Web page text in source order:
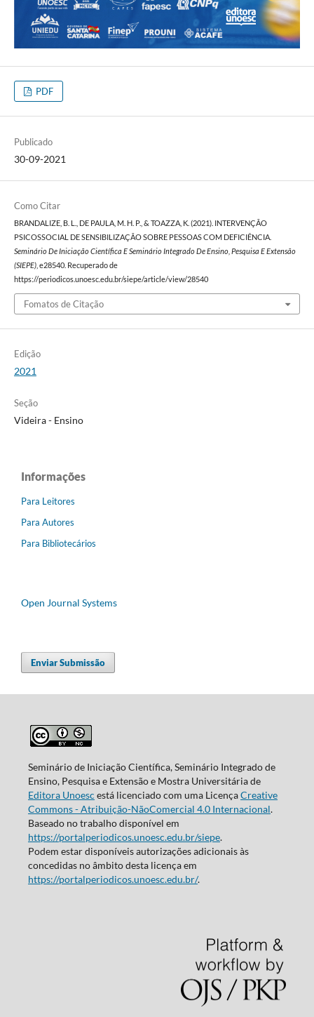
PDF
Publicado
30-09-2021
Como Citar
BRANDALIZE, B. L., DE PAULA, M. H. P., & TOAZZA, K. (2021). INTERVENÇÃO
PSICOSSOCIAL DE SENSIBILIZAÇÃO SOBRE PESSOAS COM DEFICIÊNCIA.
Seminário De Iniciação Científica E Seminário Integrado De Ensino, Pesquisa E Extensão
(SIEPE), e28540. Recuperado de
https://periodicos.unoesc.edu.br/siepe/article/view/28540
Fomatos de Citação
Edição
2021
Seção
Videira - Ensino
Informações
Para Leitores
Para Autores
Para Bibliotecários
Open Journal Systems
Enviar Submissão
Seminário de Iniciação Científica, Seminário Integrado de
Ensino, Pesquisa e Extensão e Mostra Universitária de
Editora Unoesc está licenciado com uma LicençaCreative
Commons - Atribuição-NãoComercial 4.0 Internacional.
Baseado no trabalho disponível em
https://portalperiodicos.unoesc.edu.br/siepe.
Podem estar disponíveis autorizações adicionais às
concedidas no âmbito desta licença em
https://portalperiodicos.unoesc.edu.br/.